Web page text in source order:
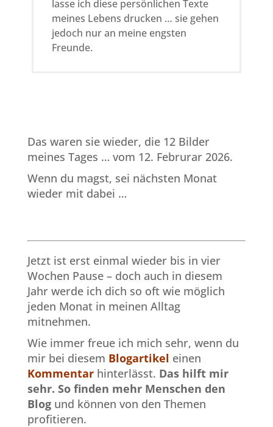
lasse ich diese persönlichen Texte
meines Lebens drucken … sie gehen
jedoch nur an meine engsten
Freunde.
Das waren sie wieder, die 12 Bilder
meines Tages … vom 12. Februrar 2026.
Wenn du magst, sei nächsten Monat
wieder mit dabei …
Jetzt ist erst einmal wieder bis in vier
Wochen Pause – doch auch in diesem
Jahr werde ich dich so oft wie möglich
jeden Monat in meinen Alltag
mitnehmen.
Wie immer freue ich mich sehr, wenn du
mir bei diesem Blogartikel einen
Kommentar hinterlässt. Das hilft mir
sehr. So finden mehr Menschen den
Blogund können von den Themen
profitieren.